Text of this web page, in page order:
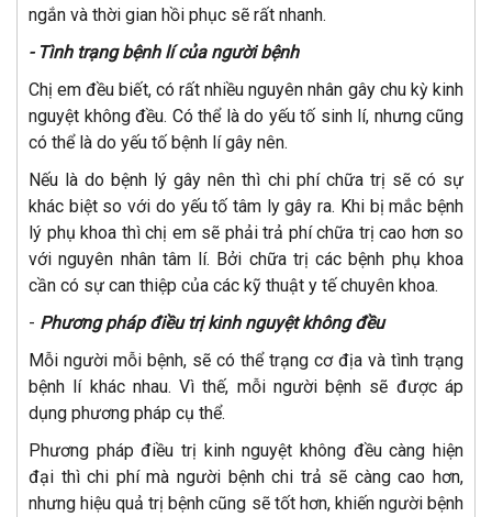
ngắn và thời gian hồi phục sẽ rất nhanh.
- Tình trạng bệnh lí của người bệnh
Chị em đều biết, có rất nhiều nguyên nhân gây chu kỳ kinh
nguyệt không đều. Có thể là do yếu tố sinh lí, nhưng cũng
có thể là do yếu tố bệnh lí gây nên.
Nếu là do bệnh lý gây nên thì chi phí chữa trị sẽ có sự
khác biệt so với do yếu tố tâm ly gây ra. Khi bị mắc bệnh
lý phụ khoa thì chị em sẽ phải trả phí chữa trị cao hơn so
với nguyên nhân tâm lí. Bởi chữa trị các bệnh phụ khoa
cần có sự can thiệp của các kỹ thuật y tế chuyên khoa.
- Phương pháp điều trị kinh nguyệt không đều
Mỗi người mỗi bệnh, sẽ có thể trạng cơ địa và tình trạng
bệnh lí khác nhau. Vì thế, mỗi người bệnh sẽ được áp
dụng phương pháp cụ thể.
Phương pháp điều trị kinh nguyệt không đều càng hiện
đại thì chi phí mà người bệnh chi trả sẽ càng cao hơn,
nhưng hiệu quả trị bệnh cũng sẽ tốt hơn, khiến người bệnh